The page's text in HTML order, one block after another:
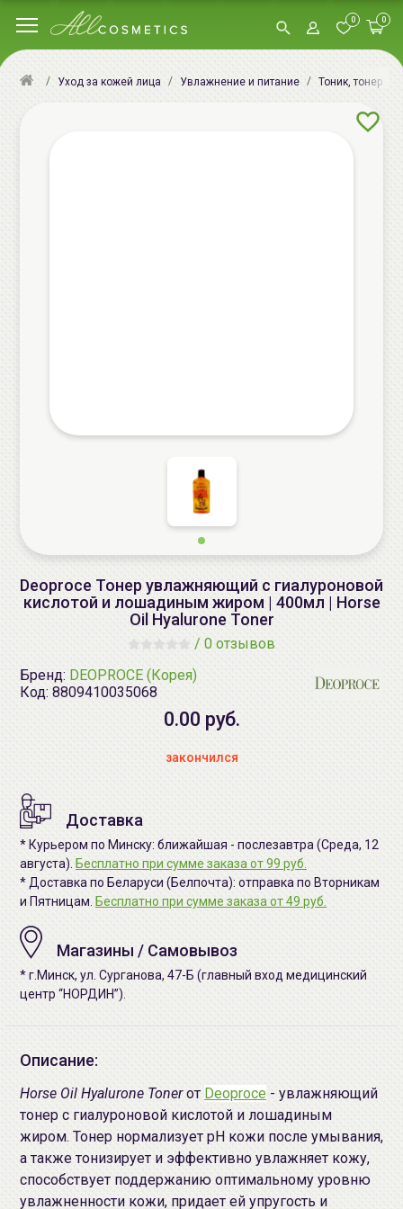
0 0
Уход за кожей лица Увлажнение и питание Тоник, тонер
Deoproce Тонер увлажняющий с гиалуроновой
кислотой и лошадиным жиром | 400мл | Horse
Oil Hyalurone Toner
/ 0 отзывов
Бренд: DEOPROCE (Корея)
Код: 8809410035068
0.00 руб.
закончился
Доставка
* Курьером по Минску: ближайшая - послезавтра (Среда, 12
августа). Бесплатно при сумме заказа от 99 руб.
* Доставка по Беларуси (Белпочта): отправка по Вторникам
и Пятницам. Бесплатно при сумме заказа от 49 руб.
Магазины / Самовывоз
* г.Минск, ул. Сурганова, 47-Б (главный вход медицинский
центр “НОРДИН”).
Описание:
Horse Oil Hyalurone Tonerот Deoproce - увлажняющий
тонер с гиалуроновой кислотой и лошадиным
жиром. Тонер нормализует pH кожи после умывания,
а также тонизирует и эффективно увлажняет кожу,
способствует поддержанию оптимальному уровню
увлажненности кожи, придает ей упругость и